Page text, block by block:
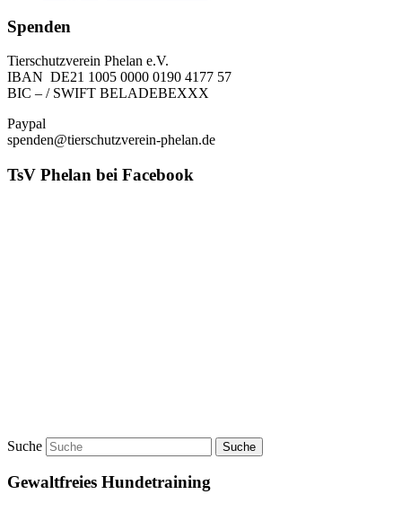
Spenden
Tierschutzverein Phelan e.V.
IBAN DE21 1005 0000 0190 4177 57
BIC – / SWIFT BELADEBEXXX
Paypal
spenden@tierschutzverein-phelan.de
TsV Phelan bei Facebook
Suche
Gewaltfreies Hundetraining